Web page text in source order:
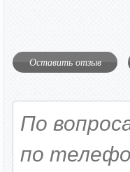
Оставить отзыв
По
по